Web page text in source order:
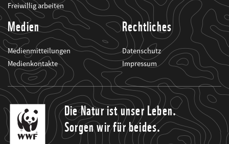
Freiwillig arbeiten
Medien
Medienmitteilungen
Medienkontakte
Rechtliches
Datenschutz
Impressum
Die Natur ist unser Leben.
Sorgen wir für beides.